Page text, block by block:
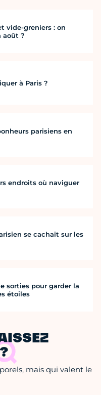
vide-greniers : on
août ?
à Paris ?
parisiens en
endroits où naviguer
se cachait sur les
sorties pour garder la
étoiles
mais qui valent le